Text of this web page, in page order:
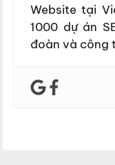
Website tại
1000 dự án
đoàn và công